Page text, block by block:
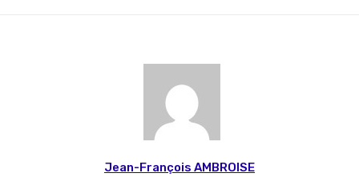
Jean-François AMBROISE